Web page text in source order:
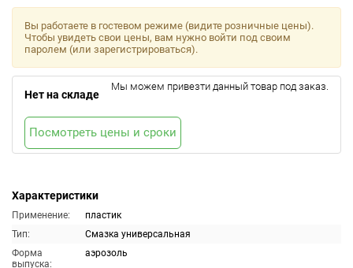
Характеристики
Применение:
пластик
Тип:
Смазка универсальная
Форма
выпуска:
аэрозоль
Вы работаете в гостевом режиме (видите розничные цены).
Чтобы увидеть свои цены, вам нужно войти под своим
паролем (или зарегистрироваться).
Нет на складе
Мы можем привезти данный товар под заказ.
Посмотреть цены и сроки